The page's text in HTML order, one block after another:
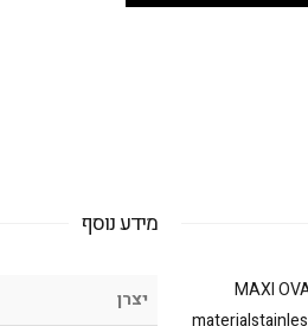
MAXI
מידע נוסף
יצרן